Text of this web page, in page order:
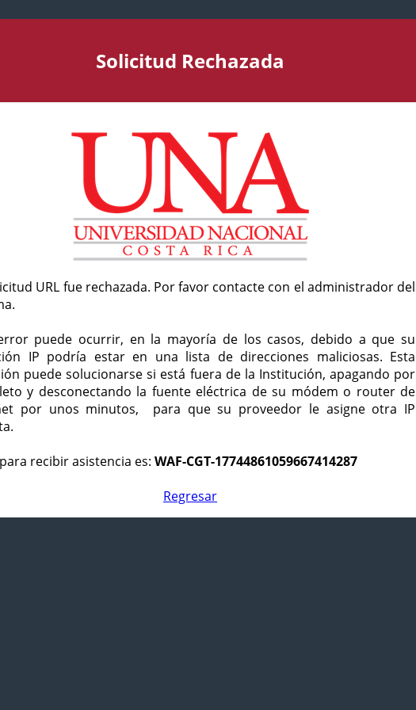
Solicitud Rechazada
URL fue rechazada. Por favor contacte con el administrador del
puede ocurrir, en la mayoría de los casos, debido a que su
IP podría estar en una lista de direcciones maliciosas. Esta
puede solucionarse si está fuera de la Institución, apagando por
y desconectando la fuente eléctrica de su módem o router de
por unos minutos, para que su proveedor le asigne otra IP
recibir asistencia es: WAF-CGT-17744861059667414287
Regresar